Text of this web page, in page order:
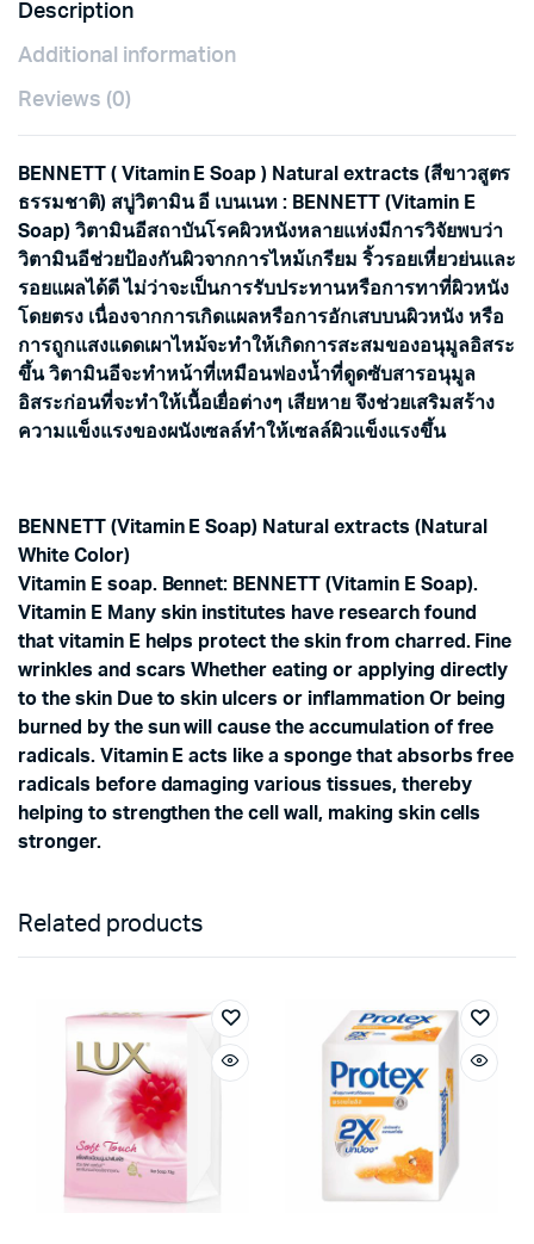
Description
Additional information
Reviews (0)
BENNETT ( Vitamin E Soap ) Natural extracts (สีขาวสูตร
ธรรมชาติ) สบู่วิตามิน อี เบนเนท : BENNETT (Vitamin E
Soap) วิตามินอีสถาบันโรคผิวหนังหลายแห่งมีการวิจัยพบว่า
วิตามินอีช่วยป้องกันผิวจากการไหม้เกรียม ริ้วรอยเหี่ยวย่นและ
รอยแผลได้ดี ไม่ว่าจะเป็นการรับประทานหรือการทาที่ผิวหนัง
โดยตรง เนื่องจากการเกิดแผลหรือการอักเสบบนผิวหนัง หรือ
การถูกแสงแดดเผาไหม้จะทำให้เกิดการสะสมของอนุมูลอิสระ
ขึ้น วิตามินอีจะทำหน้าที่เหมือนฟองน้ำที่ดูดซับสารอนุมูล
อิสระก่อนที่จะทำให้เนื้อเยื่อต่างๆ เสียหาย จึงช่วยเสริมสร้าง
ความแข็งแรงของผนังเซลล์ทำให้เซลล์ผิวแข็งแรงขึ้น
BENNETT (Vitamin E Soap) Natural extracts (Natural
White Color)
Vitamin E soap. Bennet: BENNETT (Vitamin E Soap).
Vitamin E Many skin institutes have research found
that vitamin E helps protect the skin from charred. Fine
wrinkles and scars Whether eating or applying directly
to the skin Due to skin ulcers or inflammation Or being
burned by the sun will cause the accumulation of free
radicals. Vitamin E acts like a sponge that absorbs free
radicals before damaging various tissues, thereby
helping to strengthen the cell wall, making skin cells
stronger.
Related products